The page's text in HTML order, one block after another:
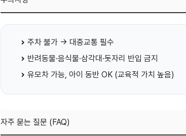
주차 불가 → 대중교통 필수
반려동물·음식물·삼각대·돗자리 반입 금지
유모차 가능, 아이 동반 OK (교육적 가치 높음)
자주 묻는 질문 (FAQ)